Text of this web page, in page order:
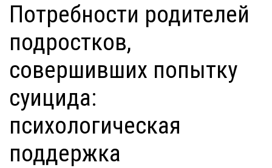
Потребности родителей
подростков,
совершивших попытку
суицида:
психологическая
поддержка